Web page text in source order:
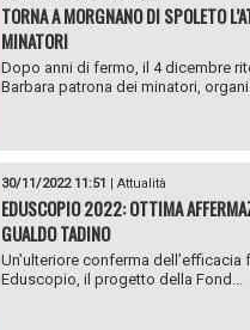
TORNA A MORGNANO DI SPOLETO
MINATORI
Dopo anni di fermo, il 4 dicembre
Barbara patrona dei minatori,
30/11/2022 11:51 | Attualità
EDUSCOPIO 2022: OTTIMA
GUALDO TADINO
Un’ulteriore conferma
Eduscopio, il progetto della Fond...